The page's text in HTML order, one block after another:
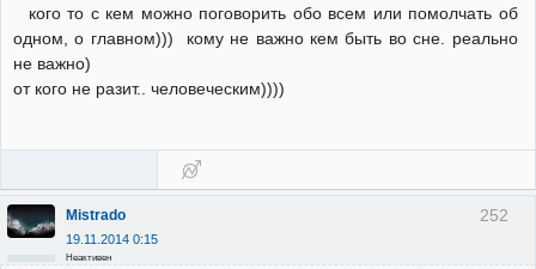
кого то с кем можно поговорить обо всем или помолчать об
одном, о главном))) кому не важно кем быть во сне. реально
не важно)
от кого не разит.. человеческим))))
252
Mistrado
19.11.2014 0:15
Неактивен